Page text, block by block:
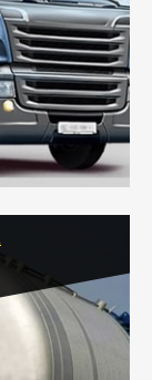
работающим
и мед.
России с